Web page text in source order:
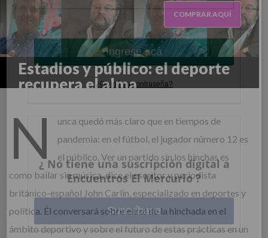
COMPRAR AQUÍ
Estadios y público: el deporte
recupera el alma
N
unca quedó más claro que en tiempos de
pandemia: en el fútbol, el jugador número 12 es
el público. Ver un partido sin los hinchas es
como bailar sin música, dice el escritor y periodista
británico-español John Carlin, especializado en deportes y
política. Él conversará sobre el rol de la hinchada en el
ámbito deportivo y sobre el futuro de estas prácticas en un
Contenidos editoriales, periodísticos y
culturales en múltiples disciplinas.
Si ya es suscriptor de Encuentros El Mercurio:
Ingrese acá
¿Olvidó su contraseña?